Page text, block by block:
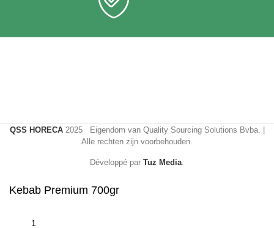
QSS HORECA 2025 Eigendom van Quality Sourcing Solutions Bvba. |
Alle rechten zijn voorbehouden.
Développé par Tuz Media.
Kebab Premium 700gr